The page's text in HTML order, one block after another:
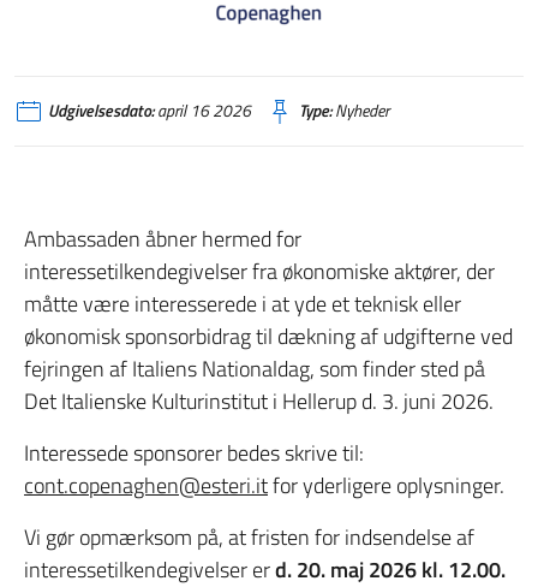
Udgivelsesdato:april 16 2026 Type:Nyheder
Ambassaden åbner hermed for
interessetilkendegivelser fra økonomiske aktører, der
måtte være interesserede i at yde et teknisk eller
økonomisk sponsorbidrag til dækning af udgifterne ved
fejringen af Italiens Nationaldag, som finder sted på
Det Italienske Kulturinstitut i Hellerup d. 3. juni 2026.
Interessede sponsorer bedes skrive til:
cont.copenaghen@esteri.itfor yderligere oplysninger.
Vi gør opmærksom på, at fristen for indsendelse af
interessetilkendegivelser erd. 20. maj 2026 kl. 12.00.